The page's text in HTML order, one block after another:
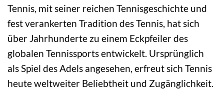
Tennis, mit seiner reichen Tennisgeschichte und
fest verankerten Tradition des Tennis, hat sich
über Jahrhunderte zu einem Eckpfeiler des
globalen Tennissports entwickelt. Ursprünglich
als Spiel des Adels angesehen, erfreut sich Tennis
heute weltweiter Beliebtheit und Zugänglichkeit.